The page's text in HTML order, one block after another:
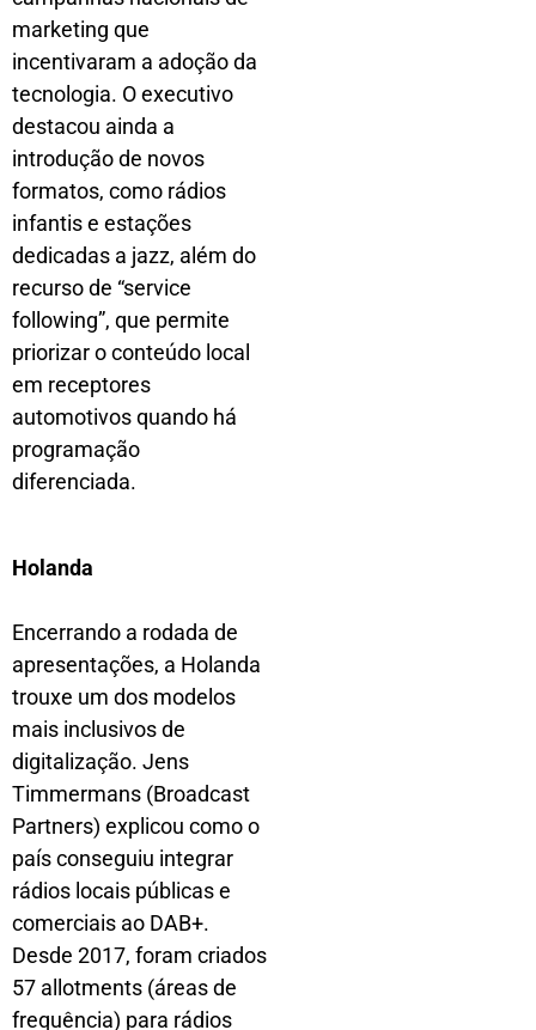
marketing que
incentivaram a adoção da
tecnologia. O executivo
destacou ainda a
introdução de novos
formatos, como rádios
infantis e estações
dedicadas a jazz, além do
recurso de “service
following”, que permite
priorizar o conteúdo local
em receptores
automotivos quando há
programação
diferenciada.
Holanda
Encerrando a rodada de
apresentações, a Holanda
trouxe um dos modelos
mais inclusivos de
digitalização. Jens
Timmermans (Broadcast
Partners) explicou como o
país conseguiu integrar
rádios locais públicas e
comerciais ao DAB+.
Desde 2017, foram criados
57 allotments (áreas de
frequência) para rádios